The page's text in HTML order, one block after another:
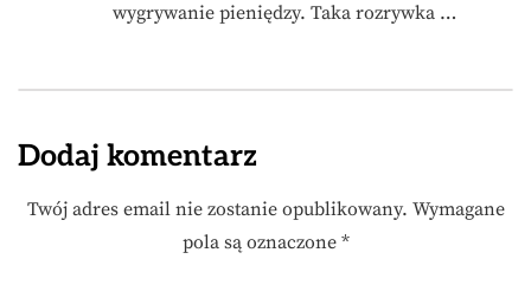
wygrywanie pieniędzy. Taka rozrywka …
Dodaj komentarz
Twój adres email nie zostanie opublikowany. Wymagane
pola są oznaczone *